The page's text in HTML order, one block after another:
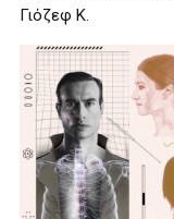
Γιόζεφ Κ.